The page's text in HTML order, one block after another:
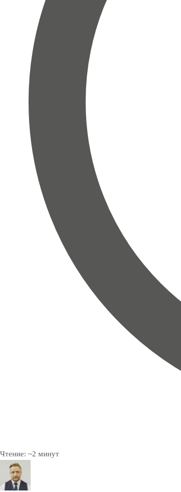
Чтение: ~2 минут